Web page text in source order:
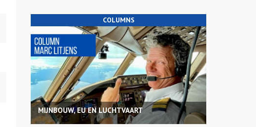
COLUMNS
MIJNBOUW, EU EN LUCHTVAART